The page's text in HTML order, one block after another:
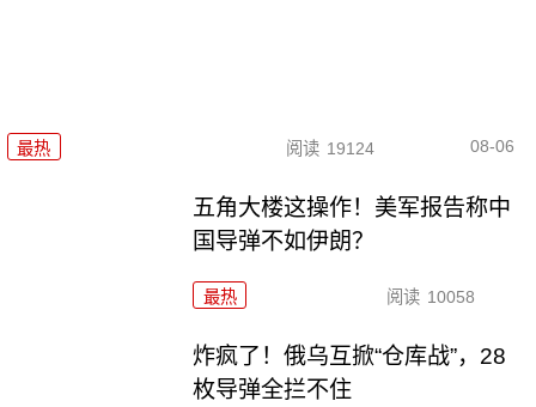
最热 阅读 19124 08-06
五角大楼这操作！美军报告称中
国导弹不如伊朗？
最热 阅读 10058
炸疯了！俄乌互掀“仓库战”，28
枚导弹全拦不住